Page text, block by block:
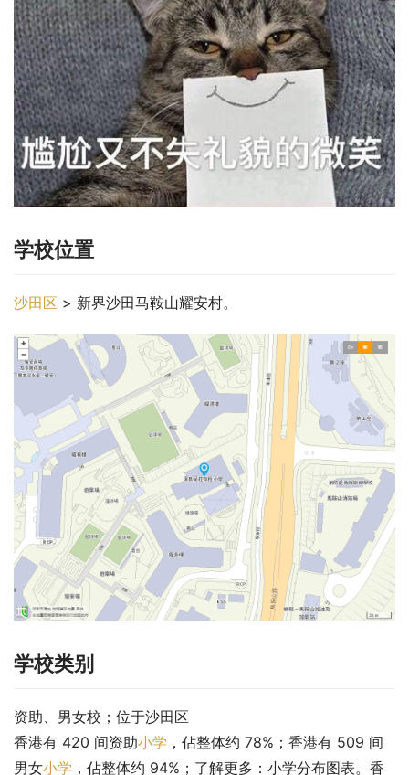
学校位置
沙田区 > 新界沙田马鞍山耀安村。
学校类别
资助、男女校；位于沙田区
香港有 420 间资助小学 ，佔整体约 78%；香港有 509 间
男女小学 ，佔整体约 94%；了解更多：小学分布图表。香